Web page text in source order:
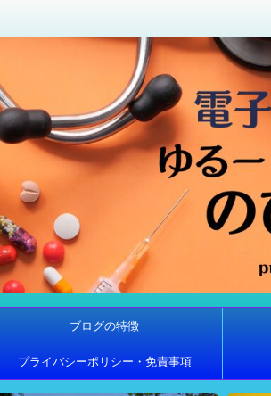
ブログの特徴
プライバシーポリシー・免責事項